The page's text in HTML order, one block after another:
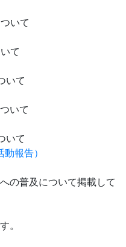
いて
て
て
いて
て
報告）
普及について掲載して
。